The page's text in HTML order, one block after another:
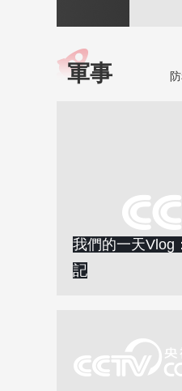
軍事
我們的一天Vlog
記